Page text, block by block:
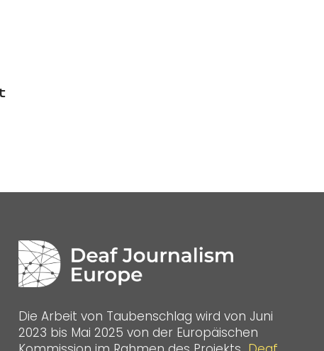
Die Arbeit von Taubenschlag wird von Juni
2023 bis Mai 2025 von der Europäischen